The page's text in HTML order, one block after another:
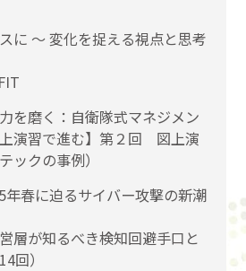
スに 〜 変化を捉える視点と思考
を磨く：自衛隊式マネジメン
演習で進む】第２回 図上演
ックの事例）
年春に迫るサイバー攻撃の新潮
層が知るべき検知回避手口と
回）